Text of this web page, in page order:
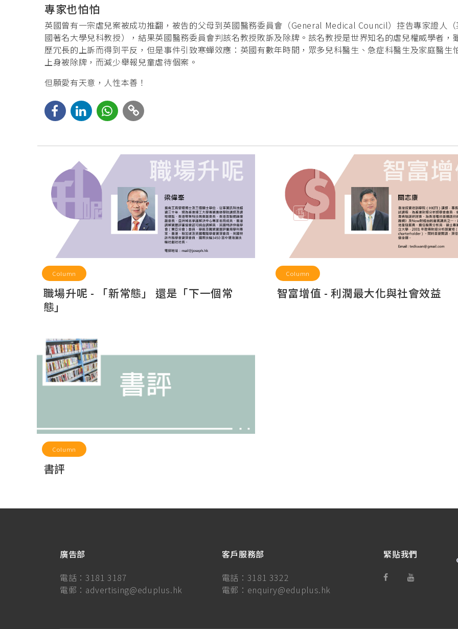
專家也怕怕
英國曾有一宗虐兒案被成功推翻，被告的父母到英國醫務委員會（General Medical Council）控告專家證人
國著名大學兒科教授），結果英國醫務委員會判該名教授敗訴及除牌。該名教授是世界知名的虐兒權威學者，
歷冗長的上訴而得到平反，但是事件引致寒蟬效應：英國有數年時間，眾多兒科醫生、急症科醫生及家庭醫生
上身被除牌，而減少舉報兒童虐待個案。
但願愛有天意，人性本善！
Column
職場升呢 - 「新常態」 還是「下一個常
態」
Column
智富增值 - 利潤最大化與社會效益
Column
書評
廣告部
電話： 3181 3187
電郵： advertising@eduplus.hk
客戶服務部
電話： 3181 3322
電郵： enquiry@eduplus.hk
緊貼我們